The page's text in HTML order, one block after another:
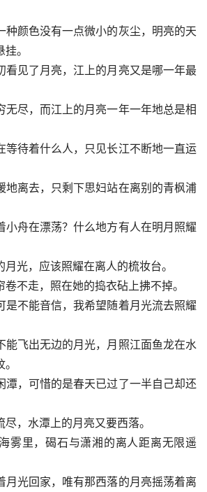
种颜色没有一点微小的灰尘，明亮的天
。
看见了月亮，江上的月亮又是哪一年最
无尽，而江上的月亮一年一年地总是相
等待着什么人，只见长江不断地一直运
地离去，只剩下思妇站在离别的青枫浦
小舟在漂荡？什么地方有人在明月照耀
光，应该照耀在离人的梳妆台。
不走，照在她的捣衣砧上拂不掉。
是不能音信，我希望随着月光流去照耀
能飞出无边的月光，月照江面鱼龙在水
潭，可惜的是春天已过了一半自己却还
，水潭上的月亮又要西落。
雾里，碣石与潇湘的离人距离无限遥
月光回家，唯有那西落的月亮摇荡着离